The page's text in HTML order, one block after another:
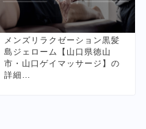
メンズリラクゼーション黒髪
島ジェローム【山口県徳山
市・山口ゲイマッサージ】の
詳細…